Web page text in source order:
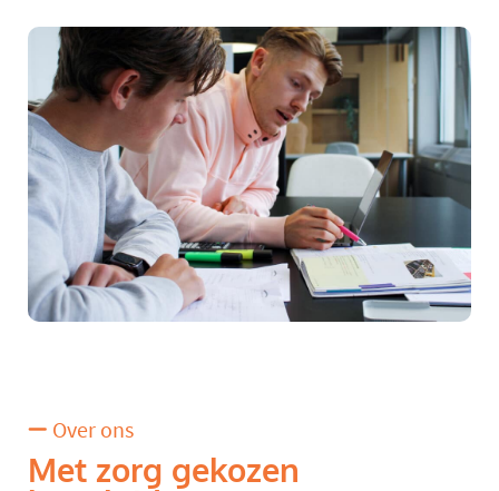
Over ons
Met zorg gekozen